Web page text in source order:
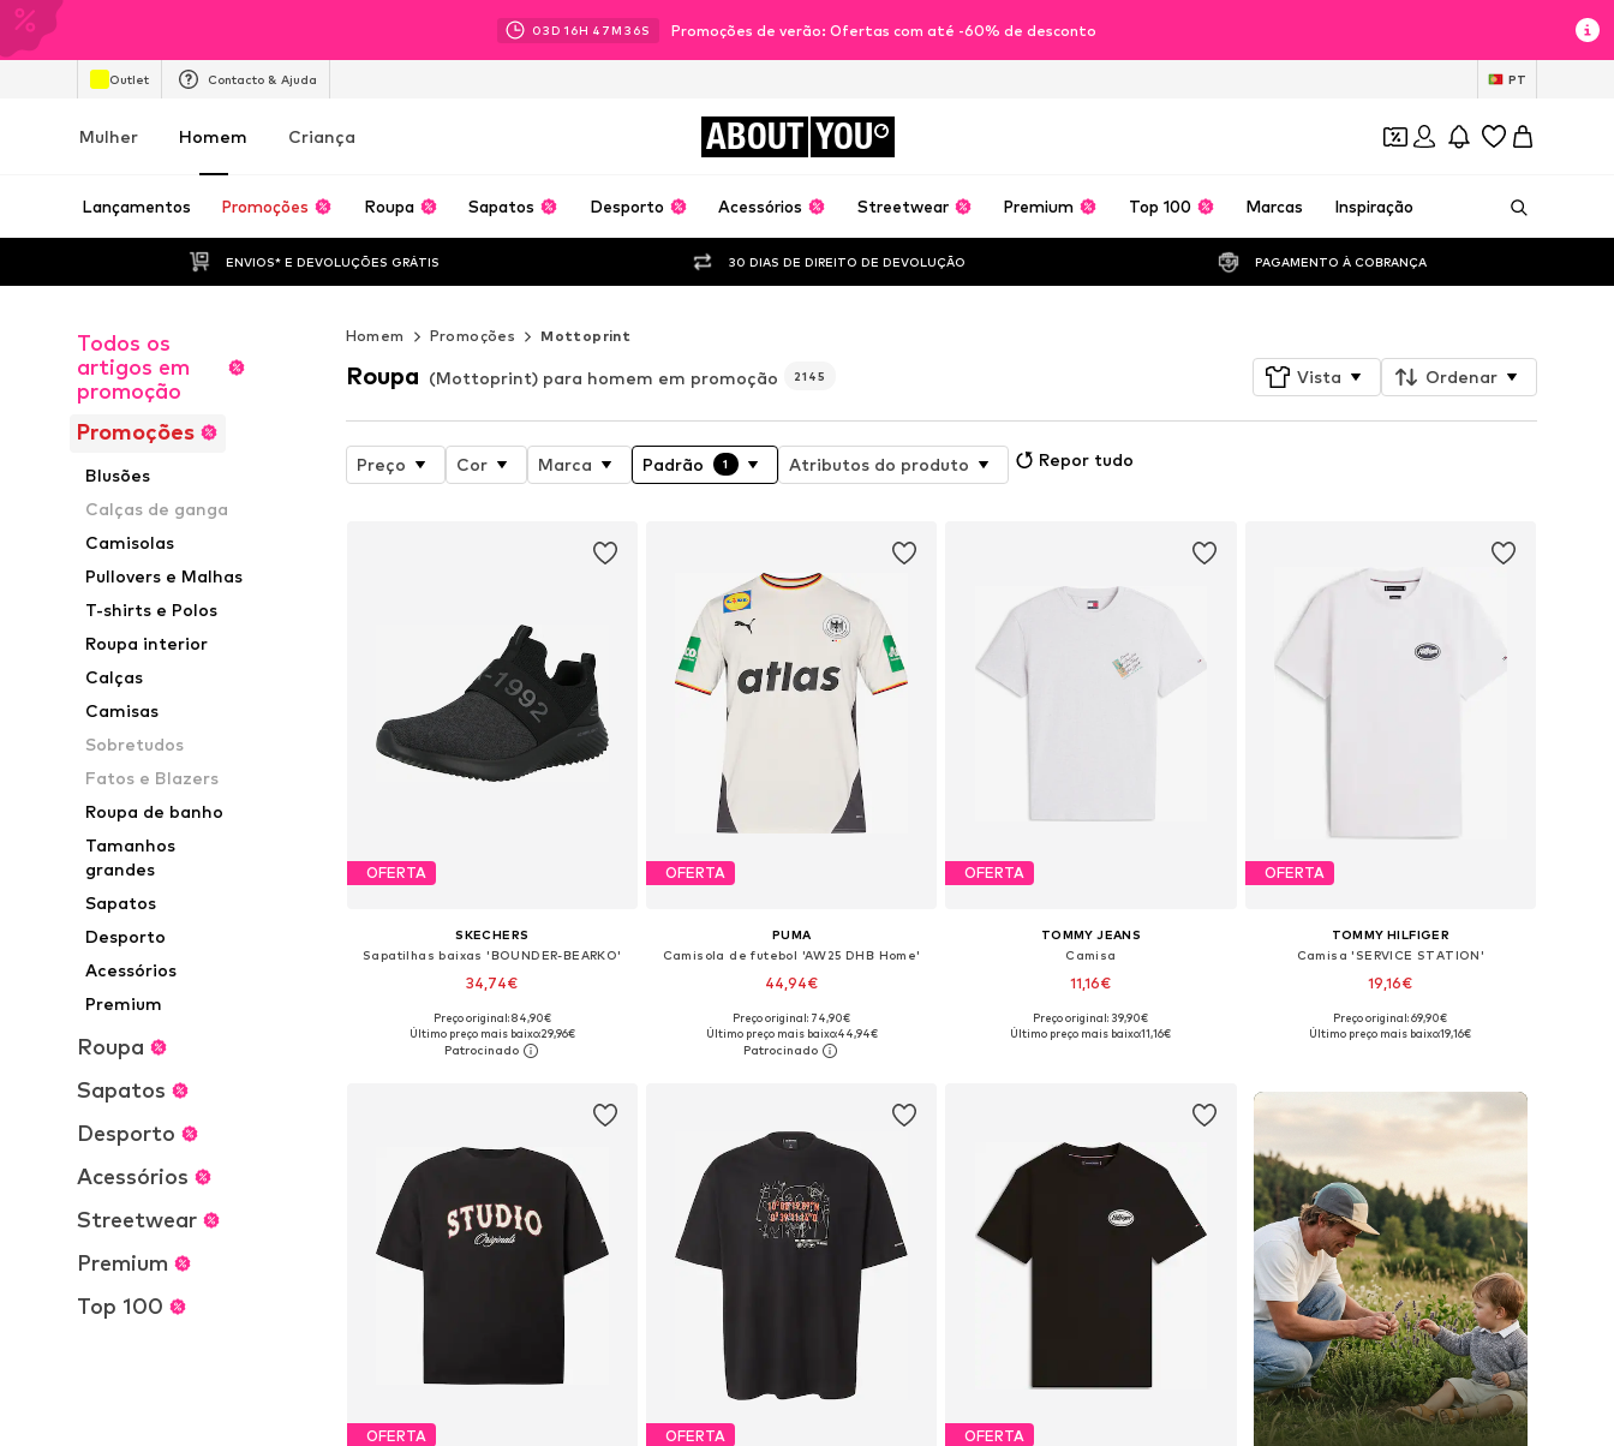
03D 16H 47M 34S Promoções de verão: Ofertas com até -60% de desconto
Outlet Contacto & Ajuda PT
Mulher Homem Criança ABOUT YOU
Lançamentos Promoções Roupa Sapatos Desporto Acessórios Streetwear Premium Top 100 Marcas Inspiração
ENVIOS* E DEVOLUÇÕES GRÁTIS 30 DIAS DE DIREITO DE DEVOLUÇÃO PAGAMENTO À COBRANÇA
Todos os
artigos em
promoção
Promoções
Blusões
Calças de ganga
Camisolas
Pullovers e Malhas
T-shirts e Polos
Roupa interior
Calças
Camisas
Sobretudos
Fatos e Blazers
Roupa de banho
Tamanhos
grandes
Sapatos
Desporto
Acessórios
Premium
Roupa
Sapatos
Desporto
Acessórios
Streetwear
Premium
Top 100
Homem Promoções Mottoprint
Roupa (Mottoprint) para homem em promoção 2145 Vista Ordenar
Preço Cor Marca Padrão 1 Atributos do produto Repor tudo
OFERTA
SKECHERS
Sapatilhas baixas 'BOUNDER-BEARKO'
34,74€
Disponível em vários tamanhos
Adicionar ao cesto
Preço original: 84,90€
Último preço mais baixo:29,96€
OFERTA
PUMA
Camisola de futebol 'AW25 DHB Home'
44,94€
Tamanhos disponíveis: M, L, XL
Adicionar ao cesto
Preço original: 74,90€
Último preço mais baixo:44,94€
OFERTA
TOMMY JEANS
Camisa
11,16€
Tamanhos disponíveis: XS, S, M, L, XL, XXL
Preço original: 39,90€
Último preço mais baixo:11,16€
OFERTA
TOMMY HILFIGER
Camisa 'SERVICE STATION'
19,16€
Tamanhos disponíveis: XS, S, M, L, XL, XXL
Preço original: 69,90€
Último preço mais baixo:19,16€
OFERTA OFERTA OFERTA